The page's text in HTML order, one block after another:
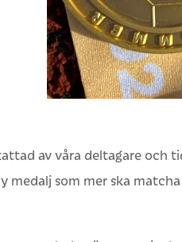
av våra deltagare och
medalj som mer ska